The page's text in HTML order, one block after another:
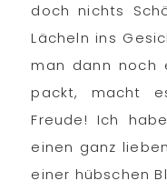
doch nichts
Lächeln ins
man dann noch
packt, macht
Freude! Ich
einen ganz
einer hübschen